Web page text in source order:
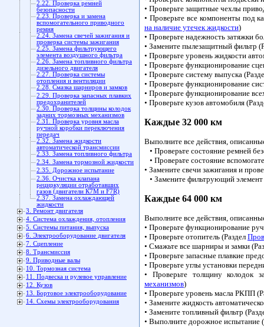
2.22. Проверка ремней
безопасности
2.23. Проверка и замена
вспомогательного приводного
ремня
2.24. Замена свечей зажигания и
проверка системы зажигания
2.25. Замена фильтрующего
элемента воздушного фильтра
2.26. Замена топливного фильтра
дизельного двигателя
2.27. Проверка системы
отопления и вентиляции
2.28. Смазка шарниров и замков
2.29. Проверка запасных плавких
предохранителей
2.30. Проверка толщины колодок
задних тормозных механизмов
2.31. Проверка уровня масла
ручной коробки переключения
передач
2.32. Замена жидкости
автоматической трансмиссии
2.33. Замена топливного фильтра
2.34. Замена тормозной жидкости
2.35. Дорожное испытание
2.36. Очистка клапана
рециркуляции отработавших
газов (двигатели К7М и F7R)
2.37. Замена охлаждающей
жидкости
3. Ремонт двигателя
4. Система охлаждения, отопления
5. Системы питания, выпуска
6. Электрооборудование двигателя
7. Сцепление
8. Трансмиссия
9. Приводные валы
10. Тормозная система
11. Подвеска и рулевое управление
12. Кузов
13. Бортовое электрооборудование
14. Схемы электрооборудования
• Проверьте защитные чехлы
• Проверьте все компоненты под
на наличие утечек жидкости)
• Проверьте надежность затяжки
• Замените пылезащитный фильтр
• Проверьте уровень жидкости
• Проверьте функционирование
• Проверьте систему выпуска
• Проверьте функционирование
• Проверьте функционирование
• Проверьте кузов автомобиля
Каждые 32 000 км
Выполните все действия,
• Проверьте состояние ремней
• Проверьте состояние
• Замените свечи зажигания и
• Замените фильтрующий
Каждые 64 000 км
Выполните все действия,
• Проверьте функционирование
• Проверьте отопитель (Раздел
• Смажьте все шарниры и замки
• Проверьте запасные плавкие
• Проверьте углы установки
• Проверьте толщину колодок
механизмов)
• Проверьте уровень масла РКПП
• Замените жидкость
• Замените топливный фильтр
• Выполните дорожное испытание